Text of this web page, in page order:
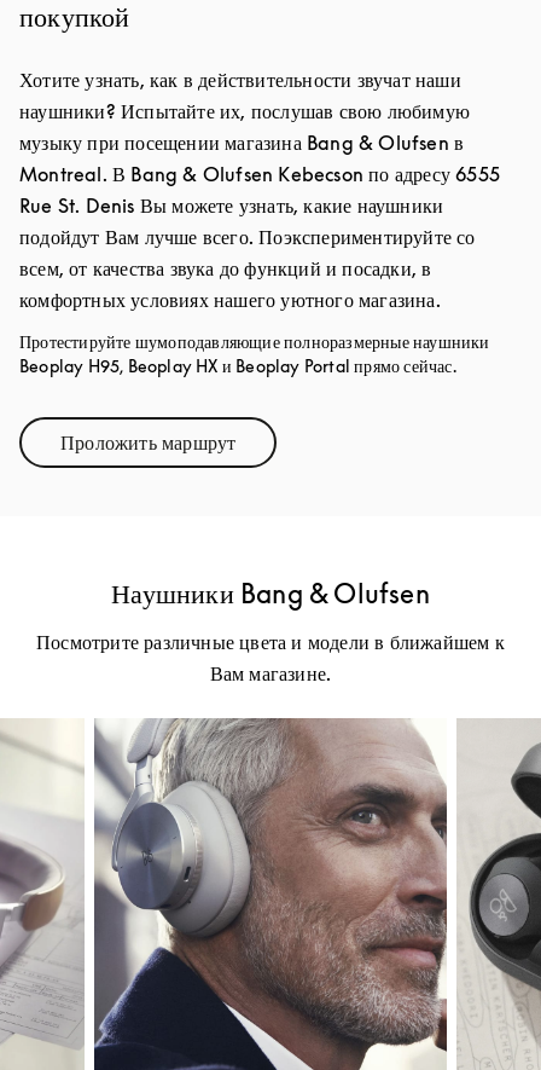
покупкой
Хотите узнать, как в действительности звучат наши
наушники? Испытайте их, послушав свою любимую
музыку при посещении магазина Bang & Olufsen в
Montreal. В Bang & Olufsen Kebecson по адресу 6555
Rue St. Denis Вы можете узнать, какие наушники
подойдут Вам лучше всего. Поэкспериментируйте со
всем, от качества звука до функций и посадки, в
комфортных условиях нашего уютного магазина.
Протестируйте шумоподавляющие полноразмерные наушники
Beoplay H95, Beoplay HX и Beoplay Portal прямо сейчас.
Проложить маршрутLink Opens in New Tab
Наушники Bang & Olufsen
Посмотрите различные цвета и модели в ближайшем к
Вам магазине.